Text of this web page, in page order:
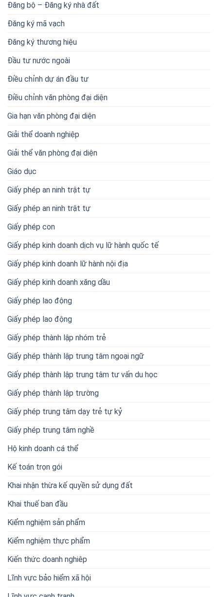
Đăng bộ – Đăng ký nhà đất
Đăng ký mã vạch
Đăng ký thương hiệu
Đầu tư nước ngoài
Điều chỉnh dự án đầu tư
Điều chỉnh văn phòng đại diện
Gia hạn văn phòng đại diện
Giải thể doanh nghiệp
Giải thể văn phòng đại diện
Giáo dục
Giấy phép an ninh trật tự
Giấy phép an ninh trật tự
Giấy phép con
Giấy phép kinh doanh dịch vụ lữ hành quốc tế
Giấy phép kinh doanh lữ hành nội địa
Giấy phép kinh doanh xăng dầu
Giấy phép lao động
Giấy phép lao động
Giấy phép thành lập nhóm trẻ
Giấy phép thành lập trung tâm ngoại ngữ
Giấy phép thành lập trung tâm tư vấn du học
Giấy phép thành lập trường
Giấy phép trung tâm dạy trẻ tự kỷ
Giấy phép trung tâm nghề
Hộ kinh doanh cá thể
Kế toán trọn gói
Khai nhận thừa kế quyền sử dụng đất
Khai thuế ban đầu
Kiểm nghiệm sản phẩm
Kiểm nghiệm thực phẩm
Kiến thức doanh nghiêp
Lĩnh vực bảo hiểm xã hội